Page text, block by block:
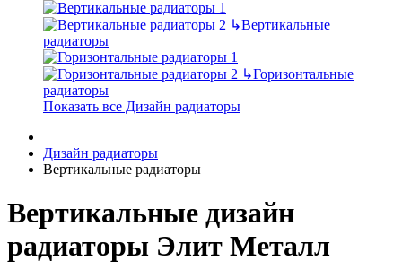
↳Вертикальные
радиаторы
↳Горизонтальные
радиаторы
Показать все Дизайн радиаторы
Дизайн радиаторы
Вертикальные радиаторы
Вертикальные дизайн
радиаторы Элит Металл